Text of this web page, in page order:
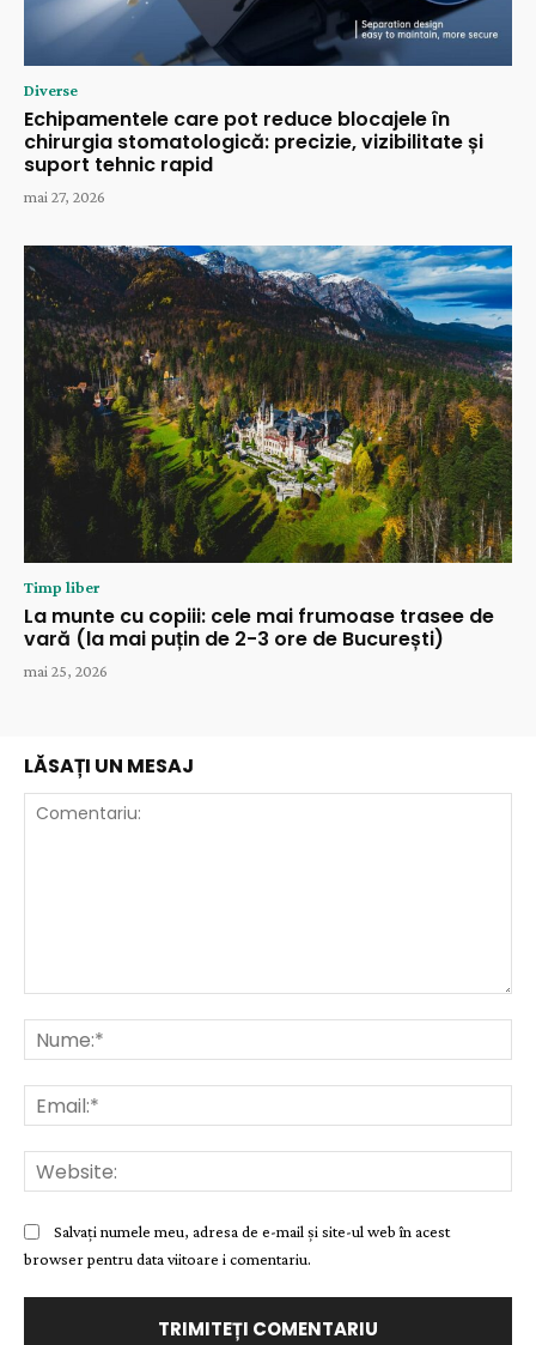
Diverse
Echipamentele care pot reduce blocajele în
chirurgia stomatologică: precizie, vizibilitate și
suport tehnic rapid
mai 27, 2026
Timp liber
La munte cu copiii: cele mai frumoase trasee de
vară (la mai puțin de 2-3 ore de București)
mai 25, 2026
LĂSAȚI UN MESAJ
Salvați numele meu, adresa de e-mail și site-ul web în acest
browser pentru data viitoare i comentariu.